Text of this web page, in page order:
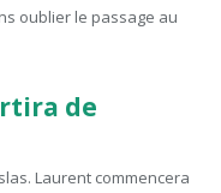
oublier le passage au
de
Laurent commencera